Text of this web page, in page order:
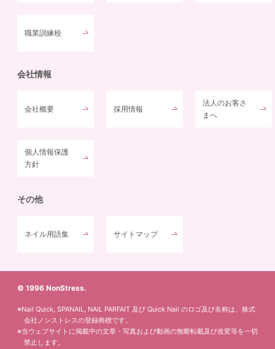
職業訓練校
会社情報
会社概要 採用情報
法人のお客さ
まへ
個人情報保護
方針
その他
ネイル用語集 サイトマップ
© 1996 NonStress.
※Nail Quick, SPANAIL, NAIL PARFAIT 及び Quick Nail のロゴ及び名称は、株式
会社ノンストレスの登録商標です。
※当ウェブサイトに掲載中の文章・写真および動画の無断転載及び改変等を一切
禁止します。